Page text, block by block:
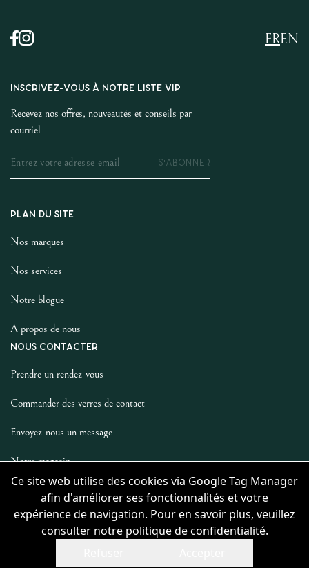
Ce site web utilise des cookies via Google Tag Manager
afin d'améliorer ses fonctionnalités et votre
expérience de navigation. Pour en savoir plus, veuillez
consulter notre politique de confidentialité.
EN
FR
INSCRIVEZ-VOUS À NOTRE LISTE VIP
Recevez nos offres, nouveautés et conseils par
courriel
S'ABONNER
PLAN DU SITE
Nos marques
Nos services
Notre blogue
A propos de nous
NOUS CONTACTER
Prendre un rendez-vous
Commander des verres de contact
Envoyez-nous un message
Notre magasin
LES AUTRES
Politique De Confidentialité